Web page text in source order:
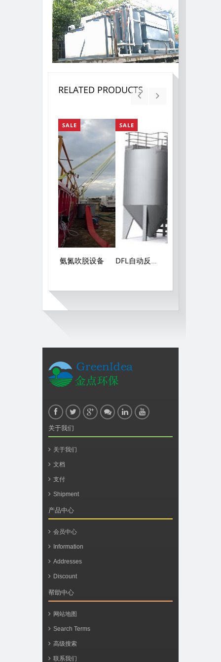
RELATED PRODUCTS
SALE
氨氮吹脱设备
SALE
DFL自动反冲石英砂过滤器
关于我们
关于我们
文档
支付
Shipment
产品中心
会员中心
Information
Addresses
Discount
帮助中心
网站地图
Search Terms
高级搜索
联系我们